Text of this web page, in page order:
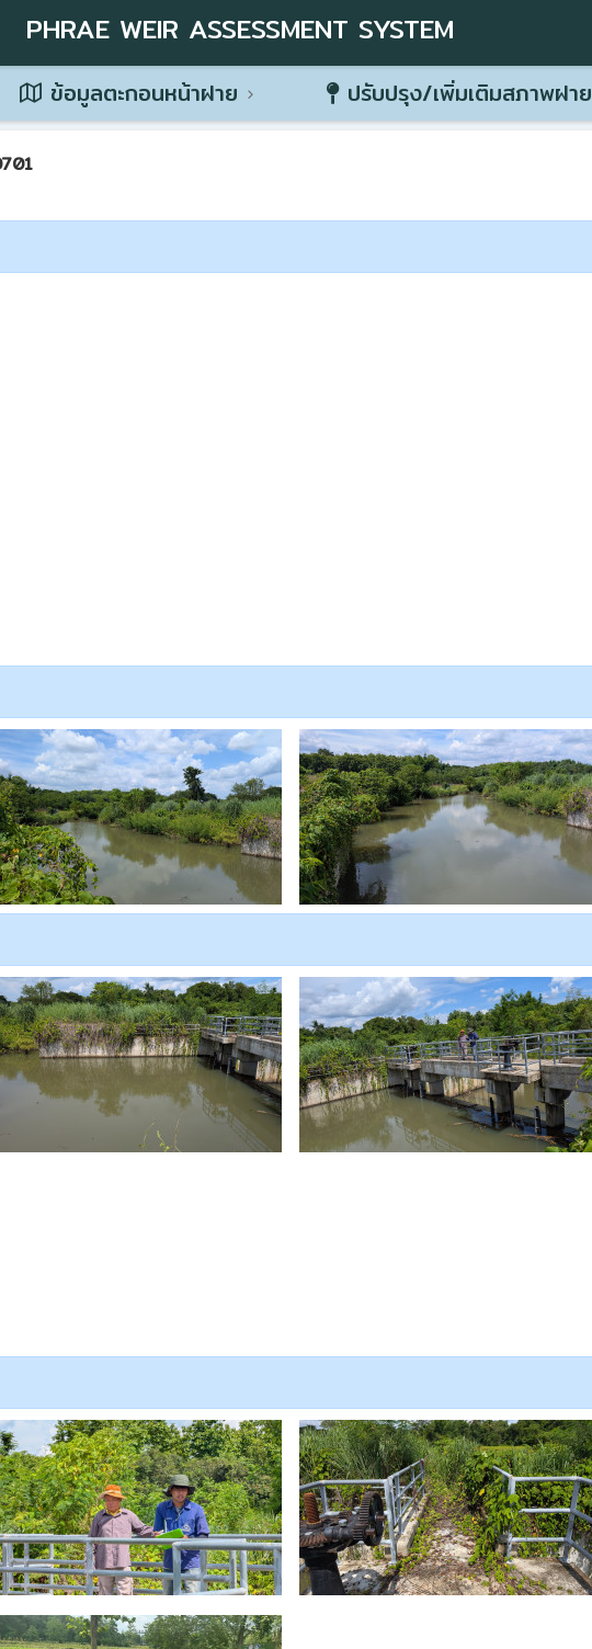
PHRAE WEIR ASSESSMENT SYSTEM
ข้อมูลตะกอนหน้าฝาย ปรับปรุง/เพิ่มเติมสภาพฝาย